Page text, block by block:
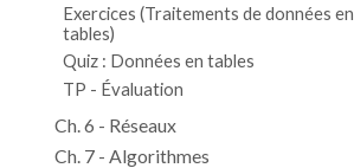
Exercices (Traitements de données en
tables)
Quiz : Données en tables
TP - Évaluation
Ch. 6 - Réseaux
Ch. 7 - Algorithmes